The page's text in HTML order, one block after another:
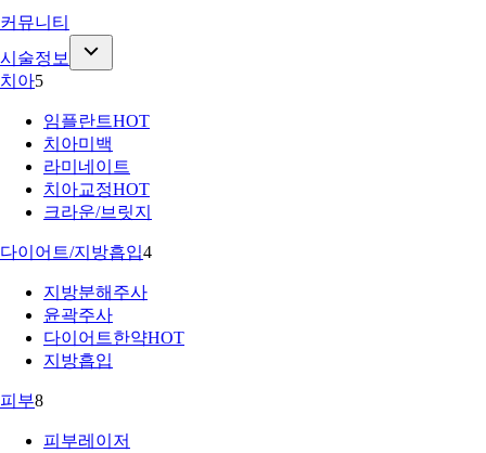
커뮤니티
시술정보
치아5
임플란트HOT
치아미백
라미네이트
치아교정HOT
크라운/브릿지
다이어트/지방흡입4
지방분해주사
윤곽주사
다이어트한약HOT
지방흡입
피부8
피부레이저